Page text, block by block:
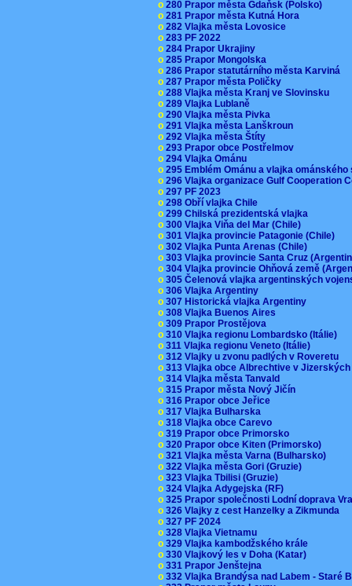
o 280 Prapor města Gdaňsk (Polsko)
o 281 Prapor města Kutná Hora
o 282 Vlajka města Lovosice
o 283 PF 2022
o 284 Prapor Ukrajiny
o 285 Prapor Mongolska
o 286 Prapor statutárního města Karviná
o 287 Prapor města Poličky
o 288 Vlajka města Kranj ve Slovinsku
o 289 Vlajka Lublaně
o 290 Vlajka města Pivka
o 291 Vlajka města Lanškroun
o 292 Vlajka města Štíty
o 293 Prapor obce Postřelmov
o 294 Vlajka Ománu
o 295 Emblém Ománu a vlajka
o 296 Vlajka organizace Gulf Cooperation
o 297 PF 2023
o 298 Obří vlajka Chile
o 299 Chilská prezidentská vlajka
o 300 Vlajka Viňa del Mar (Chile)
o 301 Vlajka provincie Patagonie (Chile)
o 302 Vlajka Punta Arenas (Chile)
o 303 Vlajka provincie Santa Cruz
o 304 Vlajka provincie Ohňová země
o 305 Čelenová vlajka argentinských
o 306 Vlajka Argentiny
o 307 Historická vlajka Argentiny
o 308 Vlajka Buenos Aires
o 309 Prapor Prostějova
o 310 Vlajka regionu Lombardsko (Itálie)
o 311 Vlajka regionu Veneto (Itálie)
o 312 Vlajky u zvonu padlých v Roveretu
o 313 Vlajka obce Albrechtive v
o 314 Vlajka města Tanvald
o 315 Prapor města Nový Jičín
o 316 Prapor obce Jeřice
o 317 Vlajka Bulharska
o 318 Vlajka obce Carevo
o 319 Prapor obce Primorsko
o 320 Prapor obce Kiten (Primorsko)
o 321 Vlajka města Varna (Bulharsko)
o 322 Vlajka města Gori (Gruzie)
o 323 Vlajka Tbilisi (Gruzie)
o 324 Vlajka Adygejska (RF)
o 325 Prapor společnosti Lodní doprava
o 326 Vlajky z cest Hanzelky a Zikmunda
o 327 PF 2024
o 328 Vlajka Vietnamu
o 329 Vlajka kambodžského krále
o 330 Vlajkový les v Doha (Katar)
o 331 Prapor Jenštejna
o 332 Vlajka Brandýsa nad Labem - Staré